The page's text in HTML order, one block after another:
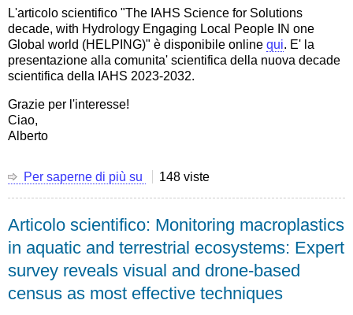
The
deterministic
hydrologic
prediction",
Florianopolis,
L'articolo scientifico "The IAHS Science for Solutions
decade, with Hydrology Engaging Local People IN one
Global world (HELPING)" è disponibile online qui. E' la
presentazione alla comunita' scientifica della nuova decade
scientifica della IAHS 2023-2032.
Grazie per l'interesse!
Ciao,
Alberto
Per saperne di più su
Articolo
IAHS
Science
for
Solutions
decade,
with
148 viste
Articolo scientifico: Monitoring macroplastics
in aquatic and terrestrial ecosystems: Expert
survey reveals visual and drone-based
census as most effective techniques